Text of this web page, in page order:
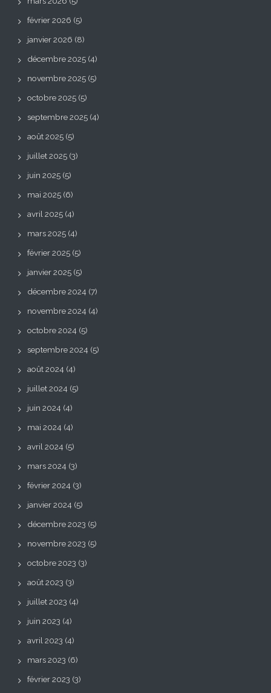
février 2026 (5)
janvier 2026 (8)
décembre 2025 (4)
novembre 2025 (5)
octobre 2025 (5)
septembre 2025 (4)
août 2025 (5)
juillet 2025 (3)
juin 2025 (5)
mai 2025 (6)
avril 2025 (4)
mars 2025 (4)
février 2025 (5)
janvier 2025 (5)
décembre 2024 (7)
novembre 2024 (4)
octobre 2024 (5)
septembre 2024 (5)
août 2024 (4)
juillet 2024 (5)
juin 2024 (4)
mai 2024 (4)
avril 2024 (5)
mars 2024 (3)
février 2024 (3)
janvier 2024 (5)
décembre 2023 (5)
novembre 2023 (5)
octobre 2023 (3)
août 2023 (3)
juillet 2023 (4)
juin 2023 (4)
avril 2023 (4)
mars 2023 (6)
février 2023 (3)